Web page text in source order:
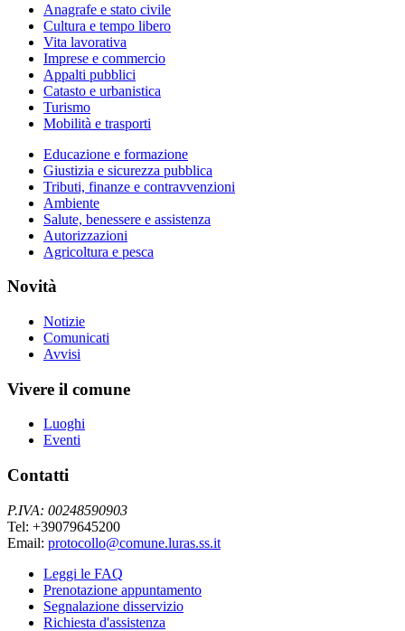
Anagrafe e stato civile
Cultura e tempo libero
Vita lavorativa
Imprese e commercio
Appalti pubblici
Catasto e urbanistica
Turismo
Mobilità e trasporti
Educazione e formazione
Giustizia e sicurezza pubblica
Tributi, finanze e contravvenzioni
Ambiente
Salute, benessere e assistenza
Autorizzazioni
Agricoltura e pesca
Novità
Notizie
Comunicati
Avvisi
Vivere il comune
Luoghi
Eventi
Contatti
P.IVA: 00248590903
Tel: +39079645200
Email: protocollo@comune.luras.ss.it
Leggi le FAQ
Prenotazione appuntamento
Segnalazione disservizio
Richiesta d'assistenza